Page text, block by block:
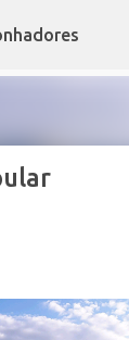
o conteúdo